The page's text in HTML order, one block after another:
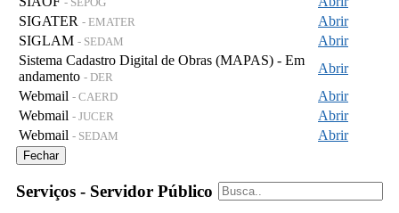
SIGATER - EMATER
Abrir
SIGLAM - SEDAM
Abrir
Sistema Cadastro Digital de Obras (MAPAS) - Em
andamento - DER
Abrir
Webmail - CAERD
Abrir
Webmail - JUCER
Abrir
Webmail - SEDAM Abrir
Fechar
Serviços - Servidor Público